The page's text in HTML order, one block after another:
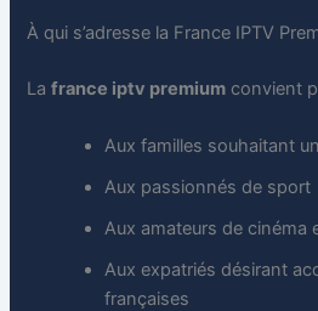
À qui s’adresse la France IPTV
Lafrance iptv premium convient
Aux familles souhaitant
Aux passionnés de sport
Aux amateurs de cinéma
Aux expatriés désirant
françaises